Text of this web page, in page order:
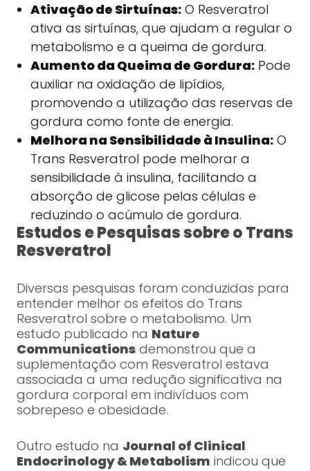
Ativação de Sirtuínas:O Resveratrol
ativa as sirtuínas, que ajudam a regular o
metabolismo e a queima de gordura.
Aumento da Queima de Gordura:Pode
auxiliar na oxidação de lipídios,
promovendo a utilização das reservas de
gordura como fonte de energia.
Melhora na Sensibilidade à Insulina:O
Trans Resveratrol pode melhorar a
sensibilidade à insulina, facilitando a
absorção de glicose pelas células e
reduzindo o acúmulo de gordura.
Estudos e Pesquisas sobre o Trans
Resveratrol
Diversas pesquisas foram conduzidas para
entender melhor os efeitos do Trans
Resveratrol sobre o metabolismo. Um
estudo publicado na Nature
Communicationsdemonstrou que a
suplementação com Resveratrol estava
associada a uma redução significativa na
gordura corporal em indivíduos com
sobrepeso e obesidade.
Outro estudo na Journal of Clinical
Endocrinology & Metabolism indicou que